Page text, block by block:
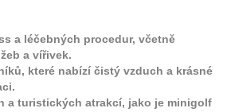
a léčebných procedur, včetně
a vířivek.
které nabízí čistý vzduch a krásné
a turistických atrakcí, jako je minigolf